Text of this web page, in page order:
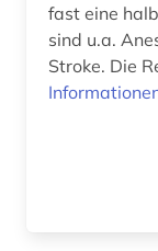
fast eine
sind u.a.
Stroke. Die